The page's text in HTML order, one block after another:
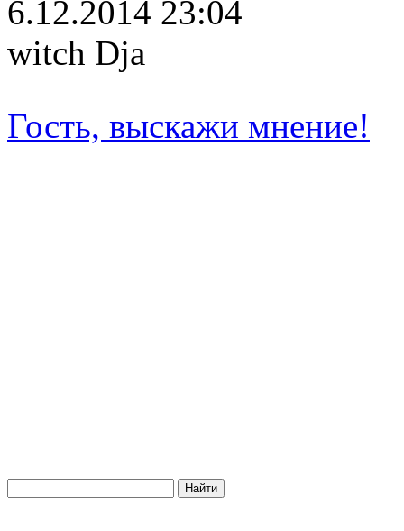
6.12.2014 23:04
witch Dja
Гость, выскажи мнение!